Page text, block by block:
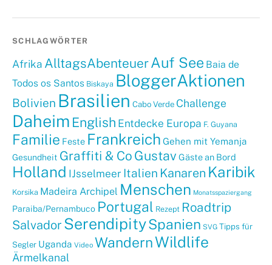
SCHLAGWÖRTER
Afrika AlltagsAbenteuerAuf See Baia de
Todos os Santos Biskaya BloggerAktionen
Bolivien Brasilien Cabo Verde Challenge
Daheim English Entdecke Europa F. Guyana
Familie Feste Frankreich Gehen mit Yemanja
Gesundheit Graffiti & Co Gustav Gäste an Bord
Holland IJsselmeer Italien Kanaren Karibik
Korsika Madeira Archipel Menschen Monatsspaziergang
Paraiba/Pernambuco Portugal Rezept Roadtrip
Salvador SerendipitySpanien SVG Tipps für
Segler Uganda Video WandernWildlife
Ärmelkanal